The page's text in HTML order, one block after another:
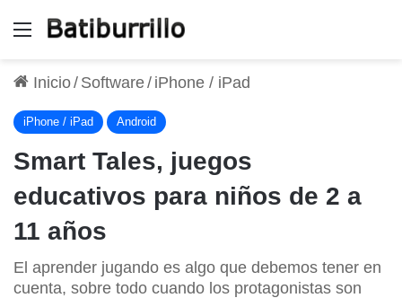
Menú
Inicio/ Software/ iPhone / iPad
iPhone / iPad Android
Smart Tales, juegos
educativos para niños de 2 a
11 años
El aprender jugando es algo que debemos tener en
cuenta, sobre todo cuando los protagonistas son